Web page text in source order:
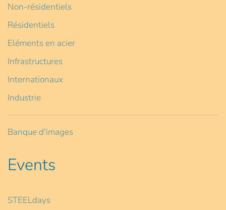
Non-résidentiels
Résidentiels
Eléments en acier
Infrastructures
Internationaux
Industrie
Banque d'images
Events
STEELdays